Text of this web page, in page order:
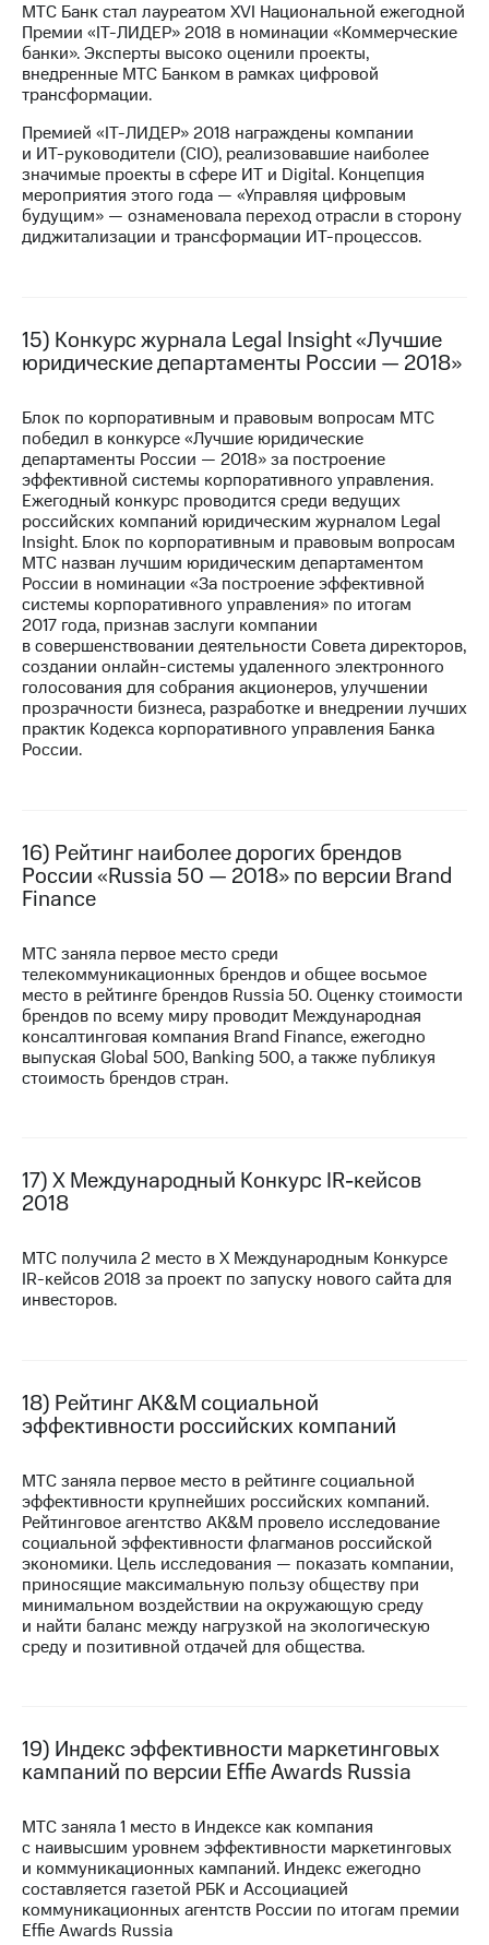
МТС Банк стал лауреатом XVI Национальной ежегодной
Премии «IT-ЛИДЕР» 2018 в номинации «Коммерческие
банки». Эксперты высоко оценили проекты,
внедренные МТС Банком в рамках цифровой
трансформации.
Премией «IT-ЛИДЕР» 2018 награждены компании
и ИТ-руководители (CIO), реализовавшие наиболее
значимые проекты в сфере ИТ и Digital. Концепция
мероприятия этого года — «Управляя цифровым
будущим» — ознаменовала переход отрасли в сторону
диджитализации и трансформации ИТ-процессов.
15) Конкурс журнала Legal Insight «Лучшие
юридические департаменты России — 2018»
Блок по корпоративным и правовым вопросам МТС
победил в конкурсе «Лучшие юридические
департаменты России — 2018» за построение
эффективной системы корпоративного управления.
Ежегодный конкурс проводится среди ведущих
российских компаний юридическим журналом Legal
Insight. Блок по корпоративным и правовым вопросам
МТС назван лучшим юридическим департаментом
России в номинации «За построение эффективной
системы корпоративного управления» по итогам
2017 года, признав заслуги компании
в совершенствовании деятельности Совета директоров,
создании онлайн-системы удаленного электронного
голосования для собрания акционеров, улучшении
прозрачности бизнеса, разработке и внедрении лучших
практик Кодекса корпоративного управления Банка
России.
16) Рейтинг наиболее дорогих брендов
России «Russia 50 — 2018» по версии Brand
Finance
МТС заняла первое место среди
телекоммуникационных брендов и общее восьмое
место в рейтинге брендов Russia 50. Оценку стоимости
брендов по всему миру проводит Международная
консалтинговая компания Brand Finance, ежегодно
выпуская Global 500, Banking 500, а также публикуя
стоимость брендов стран.
17) X Международный Конкурс IR-кейсов
2018
МТС получила 2 место в X Международным Конкурсе
IR-кейсов2018 за проект по запуску нового сайта для
инвесторов.
18) Рейтинг AK&M социальной
эффективности российских компаний
МТС заняла первое место в рейтинге социальной
эффективности крупнейших российских компаний.
Рейтинговое агентство AK&M провело исследование
социальной эффективности флагманов российской
экономики. Цель исследования — показать компании,
приносящие максимальную пользу обществу при
минимальном воздействии на окружающую среду
и найти баланс между нагрузкой на экологическую
среду и позитивной отдачей для общества.
19) Индекс эффективности маркетинговых
кампаний по версии Effie Awards Russia
МТС заняла 1 место в Индексе как компания
с наивысшим уровнем эффективности маркетинговых
и коммуникационных кампаний. Индекс ежегодно
составляется газетой РБК и Ассоциацией
коммуникационных агентств России по итогам премии
Effie Awards Russia